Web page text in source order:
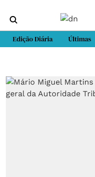
Edição Diária Últimas